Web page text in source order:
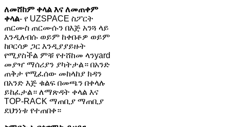
ለመሸከም ቀላል እና ለመጠቀም
ቀላል- የ UZSPACE ስፖርት
ጠርሙስ ጠርሙሱን በእጅ አንጓ ላይ
እንዲለብሱ ወይም ከቀበቶዎ ወይም
ከቦርሳዎ ጋር እንዲያያይዙት
የሚያስችል ምቹ የተሸከመ ላንyard
መያዣ ማሰሪያን ያካትታል። በአንድ
ጠቅታ የሚፈሰው መከላከያ ክዳን
በአንድ እጅ ቁልፍ በመጫን በቀላሉ
ይከፈታል። ለማጽዳት ቀላል እና
TOP-RACK ማጠቢያ ማጠቢያ
ደህንነቱ የተጠበቀ።